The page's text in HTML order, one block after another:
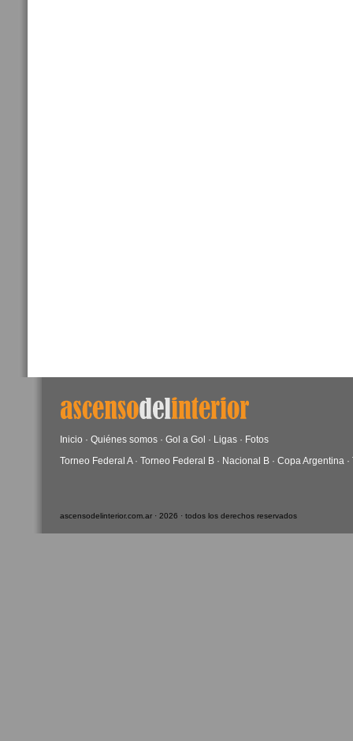
Inicio · Quiénes somos · Gol a Gol · Ligas · Fotos
Torneo Federal A· Torneo Federal B · Nacional B · Copa Argentina ·
ascensodelinterior.com.ar · 2026 · todos los derechos reservados